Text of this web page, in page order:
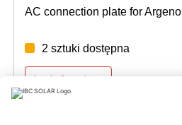
AC connection plate for Argeno
2 sztuki dostępna
Login for prices